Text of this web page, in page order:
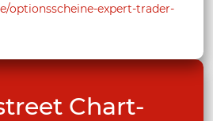
optionsscheine-expert-trader-
Chart-